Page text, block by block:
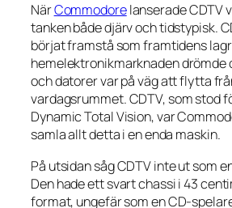
NärCommodorelanserade CDTV
tanken både djärv och tidstypisk.
börjat framstå som framtidens
hemelektronikmarknaden drömde
och datorer var på väg att flytta
vardagsrummet. CDTV, som stod
Dynamic Total Vision, var
samla allt detta i en enda maskin.
På utsidan såg CDTV inte ut som
Den hade ett svart chassi i 43
format, ungefär som en CD-